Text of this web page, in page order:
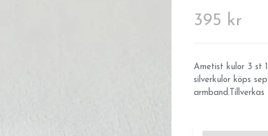
395 kr
Ametist kulor 3 st
silverkulor köps
armband.Tillverkas